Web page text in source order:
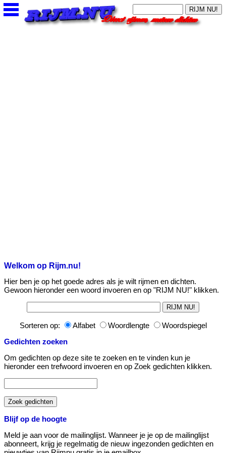
Welkom op Rijm.nu!
Hier ben je op het goede adres als je wilt rijmen en dichten.
Gewoon hieronder een woord invoeren en op "RIJM NU!" klikken.
Sorteren op: Alfabet Woordlengte
Woordspiegel
Gedichten zoeken
Om gedichten op deze site te zoeken en te vinden kun je
hieronder een trefwoord invoeren en op Zoek gedichten klikken.
Blijf op de hoogte
Meld je aan voor de mailinglijst. Wanneer je je op de mailinglijst
abonneert, krijg je regelmatig de nieuw ingezonden gedichten en